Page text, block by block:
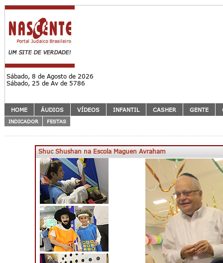
Sábado, 8 de Agosto de 2026
Sábado, 25 de Av de 5786
HOME ÁUDIOS VÍDEOS INFANTIL CASHER GENTE
INDICADOR FESTAS